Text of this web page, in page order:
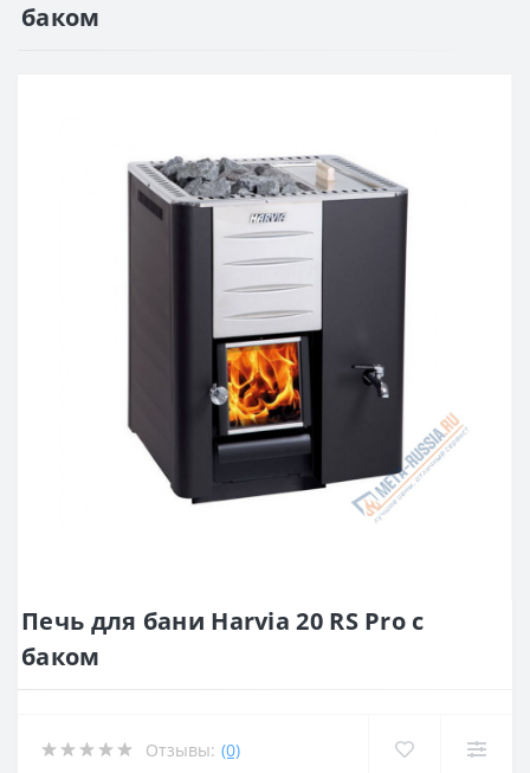
баком
Печь для бани Harvia 20 RS Pro с
баком
Отзывы: (0)